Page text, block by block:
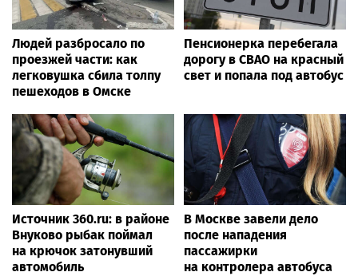
Людей разбросало по
проезжей части: как
легковушка сбила толпу
пешеходов в Омске
Пенсионерка перебегала
дорогу в СВАО на красный
свет и попала под автобус
Источник 360.ru: в районе
Внуково рыбак поймал
на крючок затонувший
автомобиль
В Москве завели дело
после нападения
пассажирки
на контролера автобуса